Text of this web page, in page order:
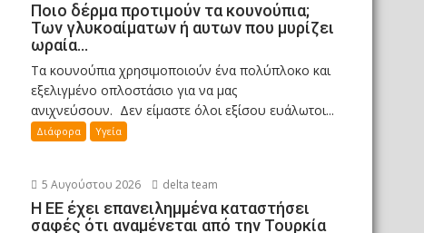
Ποιο δέρμα προτιμούν τα κουνούπια;
Των γλυκοαίματων ή αυτων που μυρίζει
ωραία…
Τα κουνούπια χρησιμοποιούν ένα πολύπλοκο και
εξελιγμένο οπλοστάσιο για να μας
ανιχνεύσουν. Δεν είμαστε όλοι εξίσου ευάλωτοι...
Διάφορα Υγεία
5 Αυγούστου 2026 delta team
Η ΕΕ έχει επανειλημμένα καταστήσει
σαφές ότι αναμένεται από την Τουρκία